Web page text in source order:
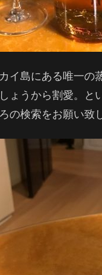
イ島にある唯一の
ょうから割愛。と
の検索をお願い致